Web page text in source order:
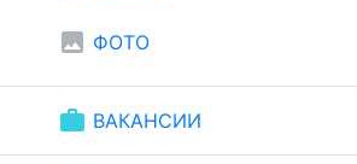
image ФОТО
work ВАКАНСИИ